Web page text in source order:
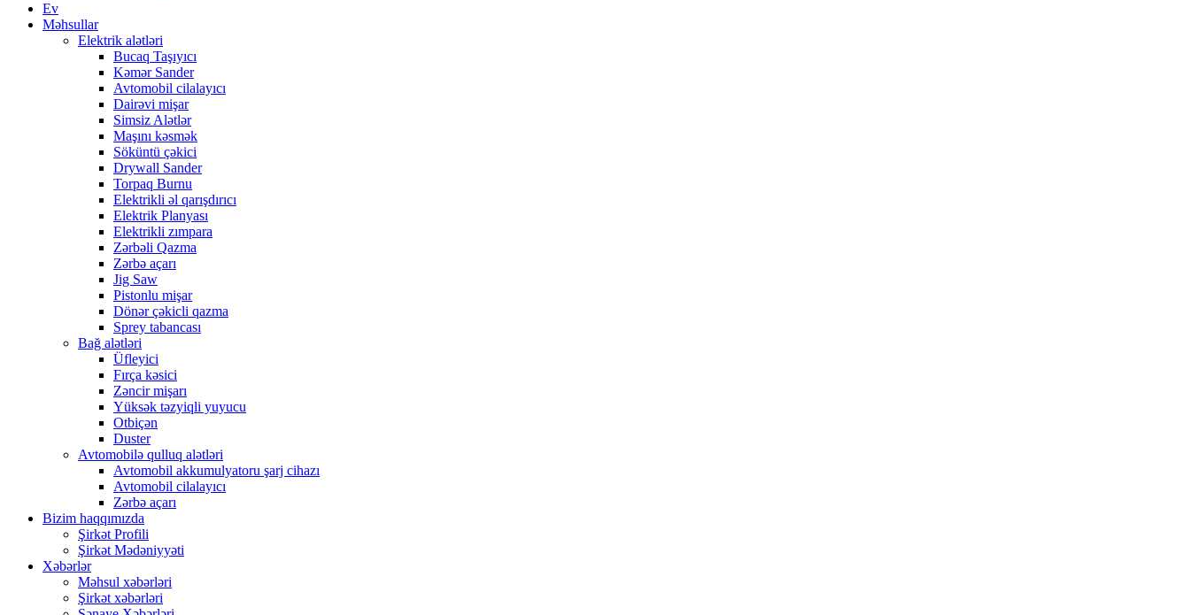
Ev
Məhsullar
Elektrik alətləri
Bucaq Taşıyıcı
Kəmər Sander
Avtomobil cilalayıcı
Dairəvi mişar
Simsiz Alətlər
Maşını kəsmək
Söküntü çəkici
Drywall Sander
Torpaq Burnu
Elektrikli əl qarışdırıcı
Elektrik Planyası
Elektrikli zımpara
Zərbəli Qazma
Zərbə açarı
Jig Saw
Pistonlu mişar
Dönər çəkicli qazma
Sprey tabancası
Bağ alətləri
Üfleyici
Fırça kəsici
Zəncir mişarı
Yüksək təzyiqli yuyucu
Otbiçən
Duster
Avtomobilə qulluq alətləri
Avtomobil akkumulyatoru şarj cihazı
Avtomobil cilalayıcı
Zərbə açarı
Bizim haqqımızda
Şirkət Profili
Şirkət Mədəniyyəti
Xəbərlər
Məhsul xəbərləri
Şirkət xəbərləri